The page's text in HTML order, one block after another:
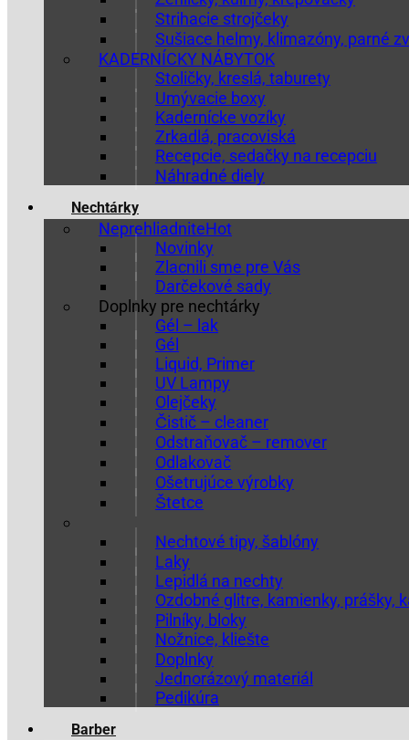
Strihacie strojčeky
Sušiace helmy, klimazóny, parné
KADERNÍCKY NÁBYTOK
Stoličky, kreslá, taburety
Umývacie boxy
Kadernícke vozíky
Zrkadlá, pracoviská
Recepcie, sedačky na recepciu
Náhradné diely
Nechtárky
Neprehliadnite
Novinky
Zlacnili sme pre Vás
Darčekové sady
Doplnky pre nechtárky
Gél – lak
Gél
Liquid, Primer
UV Lampy
Olejčeky
Čistič – cleaner
Odstraňovač – remover
Odlakovač
Ošetrujúce výrobky
Štetce
Nechtové tipy, šablóny
Laky
Lepidlá na nechty
Ozdobné glitre, kamienky, prášky,
Pilníky, bloky
Nožnice, kliešte
Doplnky
Jednorázový materiál
Pedikúra
Barber